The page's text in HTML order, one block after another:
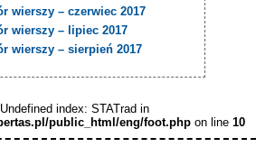
wierszy – czerwiec 2017
wierszy – lipiec 2017
wierszy – sierpień 2017
index: STATrad in
public_html/eng/foot.php on line 10